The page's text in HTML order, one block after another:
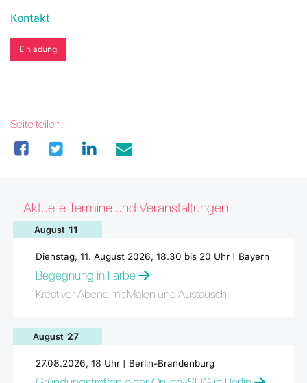
Kontakt
Einladung
Seite teilen:
Aktuelle Termine und Veranstaltungen
August 11
Dienstag, 11. August 2026, 18.30 bis 20 Uhr | Bayern
Begegnung in Farbe
Kreativer Abend mit Malen und Austausch
August 27
27.08.2026, 18 Uhr | Berlin-Brandenburg